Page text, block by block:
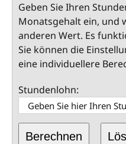
Geben Sie Ihren
Monatsgehalt ein, und
anderen Wert. Es
Sie können die
eine individuellere
Stundenlohn:
Berechnen